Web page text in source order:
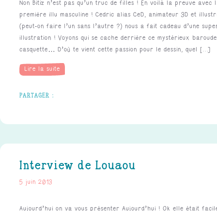
Non Bitiz n’est pas qu’un truc de filles ! En voilà la preuve avec
première illu masculine ! Cedric alias CeD, animateur 3D et
(peut-on faire l’un sans l’autre ?) nous a fait cadeau d’une
illustration ! Voyons qui se cache derrière ce mystérieux
casquette… D’où te vient cette passion pour le dessin, quel [...]
Lire la suite
Interview de Louaou
5 juin 2013
Aujourd’hui on va vous présenter Aujourd’hui ! Ok elle était